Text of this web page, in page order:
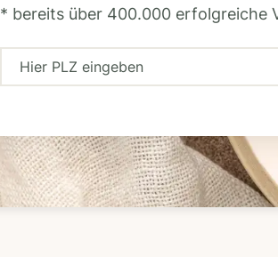
* bereits über 400.000 erfolgreiche
H
r
P
L